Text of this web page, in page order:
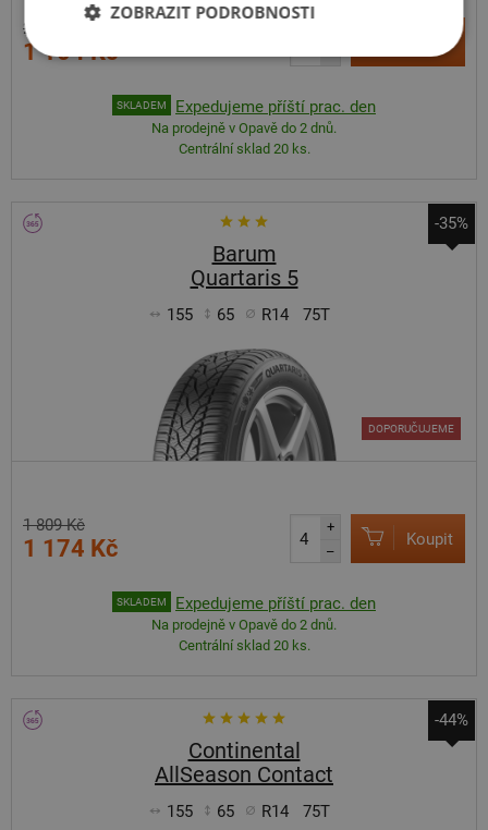
2 046 Kč
1 104 Kč
–
SKLADEM Expedujeme příští prac. den
Na prodejně v Opavě do 2 dnů.
Centrální sklad 20 ks.
-35%
Barum
Quartaris 5
155 65 R14 75T
DOPORUČUJEME
1 809 Kč
1 174 Kč
+
–
Koupit
SKLADEM Expedujeme příští prac. den
Na prodejně v Opavě do 2 dnů.
Centrální sklad 20 ks.
-44%
Continental
AllSeason Contact
155 65 R14 75T
ZOBRAZIT PODROBNOSTI